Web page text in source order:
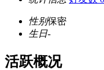
性别保密
生日-
活跃概况